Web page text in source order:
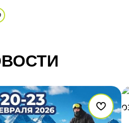
избранное
В